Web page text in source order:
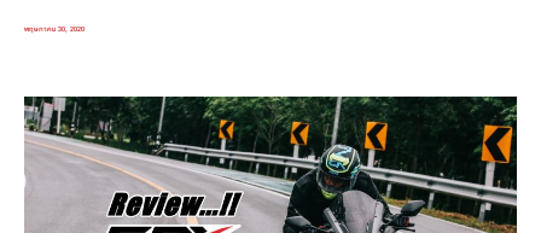
พฤษภาคม 30, 2020